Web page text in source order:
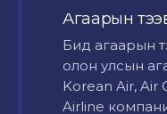
Агаарын
Бид агаарын
олон улсын
Korean Air, Air
Airline